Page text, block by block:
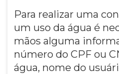
Para realizar uma
um uso da água é
mãos alguma
número do CPF ou
água, nome do